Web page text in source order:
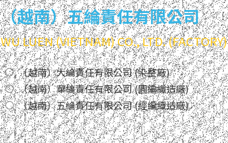
（越南）五綸責任有限公司
WU LUEN (VIETNAM) CO., LTD. (FACTORY)
（越南）大綸責任有限公司 (染整廠)
（越南）華綸責任有限公司 (圓編織造廠)
（越南）五綸責任有限公司 (經編織造廠)